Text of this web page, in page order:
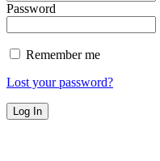
Password
Remember me
Lost your password?